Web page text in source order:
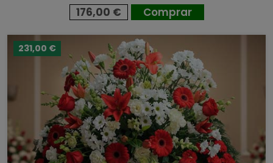
176,00 € Comprar
231,00 €